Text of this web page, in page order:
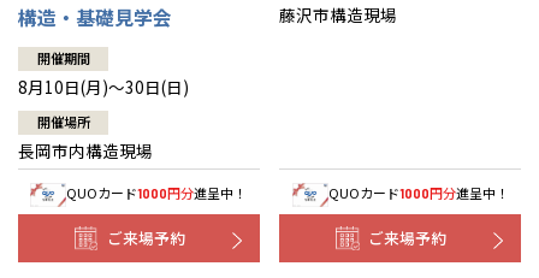
構造・基礎見学会
開催期間
8月10日(月)～30日(日)
開催場所
長岡市内構造現場
QUOカード1000円分進呈中！
ご来場予約
藤沢市構造現場
QUOカード1000円分進呈中！
ご来場予約